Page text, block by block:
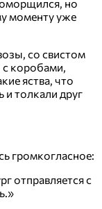
но
моменту уже
со свистом
с коробами,
яства, что
и толкали друг
громкогласное:
отправляется с